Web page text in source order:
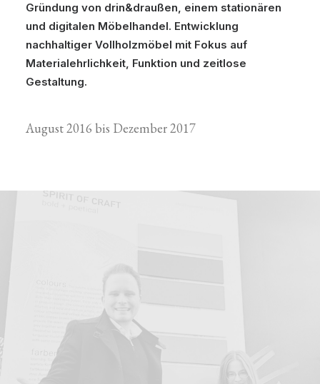
Gründung von drin&draußen, einem stationären
und digitalen Möbelhandel. Entwicklung
nachhaltiger Vollholzmöbel mit Fokus auf
Materialehrlichkeit, Funktion und zeitlose
Gestaltung.
August 2016 bis Dezember 2017